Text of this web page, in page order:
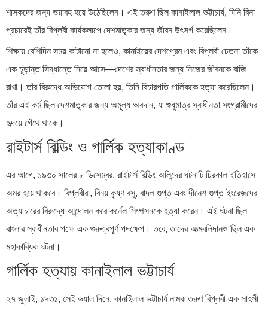
শাসকদের জন্য ভয়াবহ হয়ে উঠেছিলেন। এই তরুণ ছিল কানাইলাল ভট্টাচার্য, যিনি বিনা
প্রচারেই তাঁর বিপ্লবী কার্যকলাপে দেশমাতৃকার জন্য জীবন উৎসর্গ করেছিলেন।
শিক্ষায় বেশিদিন সময় কাটানো না হলেও, কানাইয়ের দেশপ্রেম এবং বিপ্লবী চেতনা তাঁকে
এক চূড়ান্ত সিদ্ধান্তে নিয়ে আসে—দেশের স্বাধীনতার জন্য নিজের জীবনকে বাজি
রাখা। তাঁর বিরুদ্ধে অভিযোগ তোলা হয়, তিনি বিচারপতি গার্লিককে হত্যা করেছিলেন।
তাঁর এই কর্ম ছিল দেশমাতৃকার জন্য অমূল্য অবদান, যা শুধুমাত্র স্বাধীনতা সংগ্রামীদের
হৃদয়ে গেঁথে থাকে।
রাইটার্স বিল্ডিং ও গার্লিক হত্যাকাণ্ড
এর আগে, ১৯৩০ সালের ৮ ডিসেম্বর, রাইটার্স বিল্ডিং অলিন্দের ঘটনাটি চিরকাল ইতিহাসে
অমর হয়ে থাকবে। বিপ্লবীরা, বিনয় কৃষ্ণ বসু, বাদল গুপ্ত এবং দীনেশ গুপ্ত ইংরেজদের
অত্যাচারের বিরুদ্ধে আন্দোলন করে কর্নেল সিম্পসনকে হত্যা করেন। এই ঘটনা ছিল
বাংলার স্বাধীনতার পক্ষে এক গুরুত্বপূর্ণ পদক্ষেপ। তবে, তাদের আত্মবলিদানও ছিল এক
মহাকাব্যিক ঘটনা।
গার্লিক হত্যায় কানাইলাল ভট্টাচার্য
২৭ জুলাই, ১৯৩১, সেই ভয়াল দিনে, কানাইলাল ভট্টাচার্য নামক তরুণ বিপ্লবী এক সাহসী